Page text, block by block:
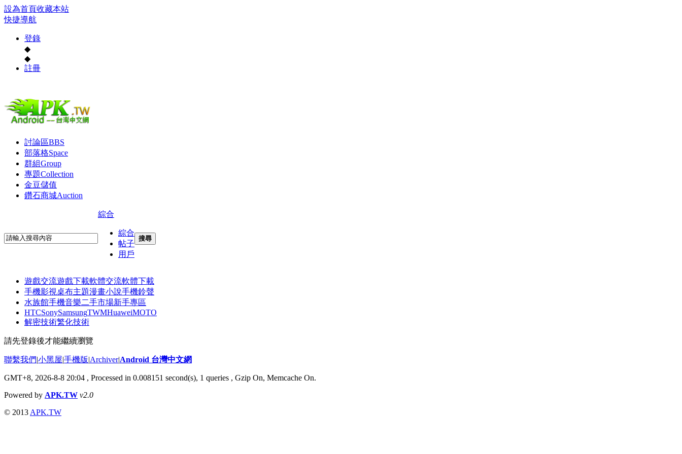
設為首頁收藏本站
快捷導航
登錄
◆
◆
註冊
討論區BBS
部落格Space
群組Group
專題Collection
金豆儲值
鑽石商城Auction
綜合
綜合
帖子
用戶
搜尋
遊戲交流遊戲下載軟體交流軟體下載
手機影視桌布主題漫畫小說手機鈴聲
水族館手機音樂二手市場新手專區
HTCSonySamsungTWMHuaweiMOTO
解密技術繁化技術
請先登錄後才能繼續瀏覽
聯繫我們|小黑屋|手機版|Archiver|Android 台灣中文網
GMT+8, 2026-8-8 20:04 , Processed in 0.008151 second(s), 1 queries , Gzip On, Memcache On.
Powered by APK.TW v2.0
© 2013 APK.TW